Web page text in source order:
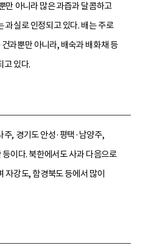
만 아니라 많은 과즙과 달콤하고
과실로 인정되고 있다. 배는 주로
과뿐만 아니라, 배숙과 배화채 등
고 있다.
주, 경기도 안성·평택·남양주,
이다. 북한에서도 사과 다음으로
자강도, 함경북도 등에서 많이